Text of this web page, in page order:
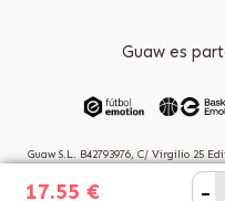
17.55 € -
Guaw es
Guaw S.L. B42793976, C/ Virgilio 25